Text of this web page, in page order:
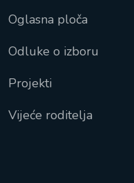
Oglasna ploča
Odluke o izboru
Projekti
Vijeće roditelja